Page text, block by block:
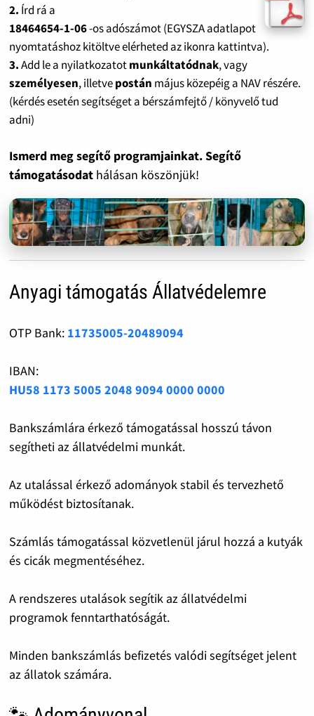
2. Írd rá a
18464654-1-06-os adószámot (EGYSZA adatlapot
nyomtatáshoz kitöltve elérheted az ikonra kattintva).
3.Add le a nyilatkozatotmunkáltatódnak, vagy
személyesen, illetvepostán május közepéig a NAV részére.
(kérdés esetén segítséget a bérszámfejtő / könyvelő tud
adni)
Ismerd meg segítő programjainkat. Segítő
támogatásodat hálásan köszönjük!
Anyagi támogatás Állatvédelemre
OTP Bank: 11735005-20489094
IBAN:
HU58 1173 5005 2048 9094 0000 0000
Bankszámlára érkező támogatással hosszú távon
segítheti az állatvédelmi munkát.
Az utalással érkező adományok stabil és tervezhető
működést biztosítanak.
Számlás támogatással közvetlenül járul hozzá a kutyák
és cicák megmentéséhez.
A rendszeres utalások segítik az állatvédelmi
programok fenntarthatóságát.
Minden bankszámlás befizetés valódi segítséget jelent
az állatok számára.